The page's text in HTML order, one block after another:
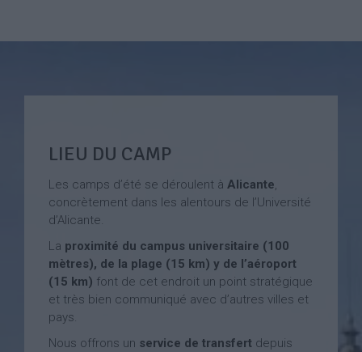
LIEU DU CAMP
Les camps d’été se déroulent à Alicante,
concrètement dans les alentours de l’Université
d’Alicante.
La proximité du campus universitaire (100
mètres), de la plage (15 km) y de l’aéroport
(15 km) font de cet endroit un point stratégique
et très bien communiqué avec d’autres villes et
pays.
Nous offrons un service de transfert depuis